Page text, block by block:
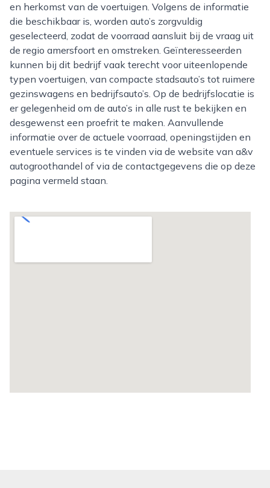
en herkomst van de voertuigen. Volgens de informatie
die beschikbaar is, worden auto’s zorgvuldig
geselecteerd, zodat de voorraad aansluit bij de vraag uit
de regio amersfoort en omstreken. Geïnteresseerden
kunnen bij dit bedrijf vaak terecht voor uiteenlopende
typen voertuigen, van compacte stadsauto’s tot ruimere
gezinswagens en bedrijfsauto’s. Op de bedrijfslocatie is
er gelegenheid om de auto’s in alle rust te bekijken en
desgewenst een proefrit te maken. Aanvullende
informatie over de actuele voorraad, openingstijden en
eventuele services is te vinden via de website van a&v
autogroothandel of via de contactgegevens die op deze
pagina vermeld staan.